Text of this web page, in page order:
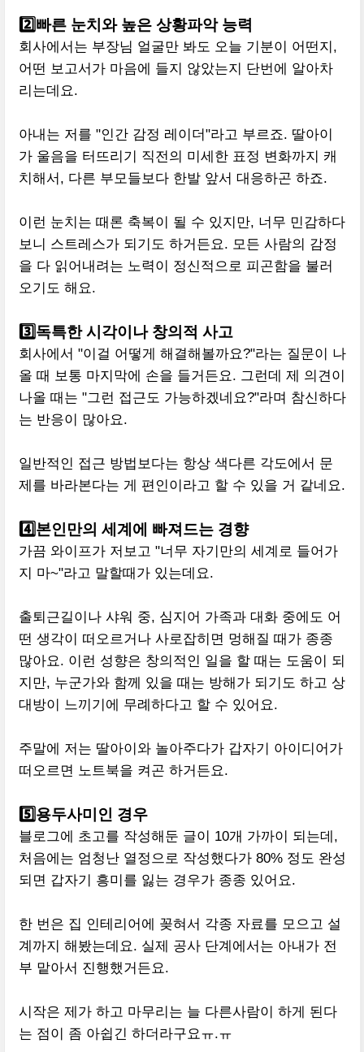
2️⃣빠른 눈치와 높은 상황파악 능력
회사에서는 부장님 얼굴만 봐도 오늘 기분이 어떤지,
어떤 보고서가 마음에 들지 않았는지 단번에 알아차
리는데요.
아내는 저를 "인간 감정 레이더"라고 부르죠. 딸아이
가 울음을 터뜨리기 직전의 미세한 표정 변화까지 캐
치해서, 다른 부모들보다 한발 앞서 대응하곤 하죠.
이런 눈치는 때론 축복이 될 수 있지만, 너무 민감하다
보니 스트레스가 되기도 하거든요. 모든 사람의 감정
을 다 읽어내려는 노력이 정신적으로 피곤함을 불러
오기도 해요.
3️⃣독특한 시각이나 창의적 사고
회사에서 "이걸 어떻게 해결해볼까요?"라는 질문이 나
올 때 보통 마지막에 손을 들거든요. 그런데 제 의견이
나올 때는 "그런 접근도 가능하겠네요?"라며 참신하다
는 반응이 많아요.
일반적인 접근 방법보다는 항상 색다른 각도에서 문
제를 바라본다는 게 편인이라고 할 수 있을 거 같네요.
4️⃣본인만의 세계에 빠져드는 경향
가끔 와이프가 저보고 "너무 자기만의 세계로 들어가
지 마~"라고 말할때가 있는데요.
출퇴근길이나 샤워 중, 심지어 가족과 대화 중에도 어
떤 생각이 떠오르거나 사로잡히면 멍해질 때가 종종
많아요. 이런 성향은 창의적인 일을 할 때는 도움이 되
지만, 누군가와 함께 있을 때는 방해가 되기도 하고 상
대방이 느끼기에 무례하다고 할 수 있어요.
주말에 저는 딸아이와 놀아주다가 갑자기 아이디어가
떠오르면 노트북을 켜곤 하거든요.
5️⃣용두사미인 경우
블로그에 초고를 작성해둔 글이 10개 가까이 되는데,
처음에는 엄청난 열정으로 작성했다가 80% 정도 완성
되면 갑자기 흥미를 잃는 경우가 종종 있어요.
한 번은 집 인테리어에 꽂혀서 각종 자료를 모으고 설
계까지 해봤는데요. 실제 공사 단계에서는 아내가 전
부 맡아서 진행했거든요.
시작은 제가 하고 마무리는 늘 다른사람이 하게 된다
는 점이 좀 아쉽긴 하더라구요ㅠ.ㅠ